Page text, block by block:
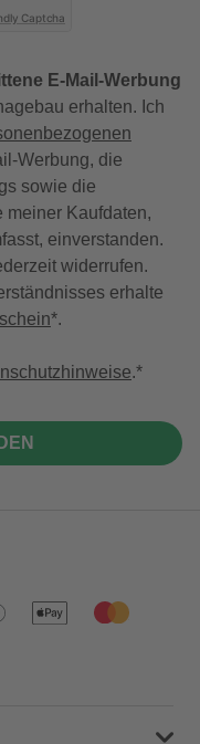
Captcha
E-Mail-Werbung
erhalten. Ich
Werbung, die
sowie die
meiner Kaufdaten,
einverstanden.
widerrufen.
erhalte
*.
.